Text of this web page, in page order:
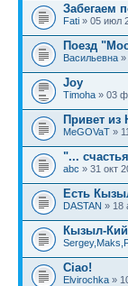
Забегаем
Fati » 05 июл
Поезд
Васильевна »
Joy
Timoha » 03
Привет
MeGOVaT »
"...
abc » 31 окт
Есть
DASTAN » 18
Кызыл-
Ciao!
Elvirochka »